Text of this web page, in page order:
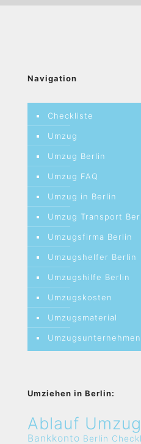
Navigation
Checkliste
Umzug
Umzug Berlin
Umzug FAQ
Umzug in Berlin
Umzug Transport
Umzugsfirma Berlin
Umzugshelfer Berlin
Umzugshilfe Berlin
Umzugskosten
Umzugsmaterial
Umziehen in Berlin:
Ablauf Umzug
Bankkonto Berlin